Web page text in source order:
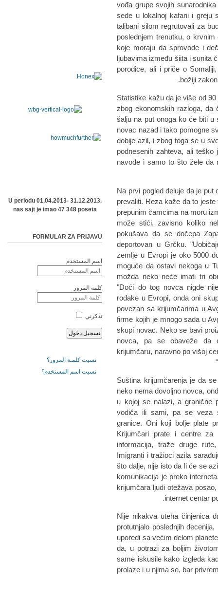
vođa grupe svojih
sede u lokalnoj kafani i greju
talibani silom regrutovali za
poslednjem trenutku, o
koje moraju da sprovode i
ljubavima između šiita i sunita
porodice, ali i priče o
božiji
Statistike kažu da je više od
zbog ekonomskih razloga, da
šalju na put onoga ko će biti u
novac nazad i tako pomogne
dobije azil, i zbog toga se u
podnesenih zahteva, ali
navode i samo to što žele da
Na prvi pogled deluje da je put
prevaliti. Reza kaže da to
prepunim čamcima na moru
može stići, zavisno koliko
pokušava da se dočepa
deportovan u Grčku.
zemlje u Evropi je oko 5000
moguće da ostavi nekoga u
možda neko neće imati tri
"Doći do tog novca nigde
rođake u Evropi, onda oni
povezan sa krijumčarima u
firme kojih je mnogo sada u
skupi novac. Neko se bavi
novca, pa se obaveže da
krijumčaru, naravno po višoj
Suština krijumčarenja je da
neko nema dovoljno novca,
u kojoj se nalazi, a granične
vodiča ili sami, pa se veza
granice. Oni koji bolje plate
Krijumčari prate i centre
informacija, traže druge
Imigranti i tražioci azila
što dalje, nije isto da li će se
komunikacija je preko
krijumčara ljudi otežava
internet centar
Nije nikakva uteha činjenica
protutnjalo poslednjih
uporedi sa većim delom
da, u potrazi za boljim
same iskusile kako izgleda
prolaze i u njima se, bar
U periodu 01.04.2013- 31.12.2013.
nas sajt je imao 47 348 poseta
FORMULAR ZA PRIJAVU
اسم المستخدم
كلمة المرور
تذكرني
نسيت كلمـة المرور؟
نسيت اسم المستخدم؟